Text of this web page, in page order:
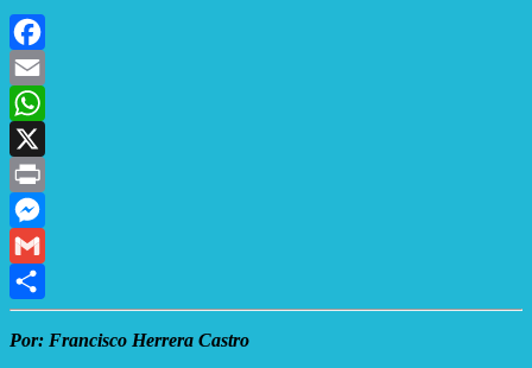
Facebook
Email
WhatsApp
X
Print
Messenger
Gmail
Compartir
Por: Francisco Herrera Castro